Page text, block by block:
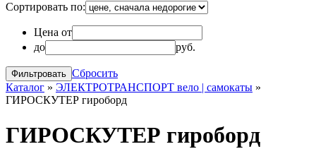
Сортировать по:
Цена от
до
руб.
Сбросить
Каталог » ЭЛЕКТРОТРАНСПОРТ вело | самокаты »
ГИРОСКУТЕР гироборд
ГИРОСКУТЕР гироборд